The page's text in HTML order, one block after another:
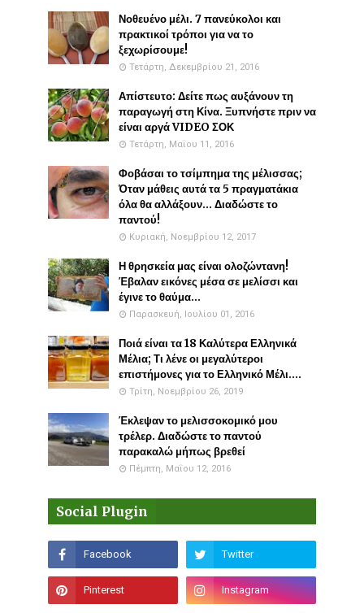
Νοθευένο μέλι. 7 πανεύκολοι και
πρακτικοί τρόποι για να το
ξεχωρίσουμε!
Τετάρτη, Δεκεμβρίου 21, 2016
Απίστευτο: Δείτε πως αυξάνουν τη
παραγωγή στη Κίνα. Ξυπνήστε πριν να
είναι αργά VIDEO ΣΟΚ
Τετάρτη, Μαΐου 11, 2016
Φοβάσαι το τσίμπημα της μέλισσας;
Όταν μάθεις αυτά τα 5 πραγματάκια
όλα θα αλλάξουν... Διαδώστε το
παντού!
Κυριακή, Νοεμβρίου 12, 2017
Η θρησκεία μας είναι ολοζώντανη!
Έβαλαν εικόνες μέσα σε μελίσσι και
έγινε το θαύμα...
Παρασκευή, Ιουλίου 01, 2016
Ποιά είναι τα 18 Καλύτερα Ελληνικά
Μέλια; Τι λένε οι μεγαλύτεροι
επιστήμονες για το Ελληνικό Μέλι....
Τρίτη, Νοεμβρίου 26, 2019
Έκλεψαν το μελισσοκομικό μου
τρέλερ. Διαδώστε το παντού
παρακαλώ μήπως βρεθεί
Πέμπτη, Μαΐου 12, 2016
Social Plugin